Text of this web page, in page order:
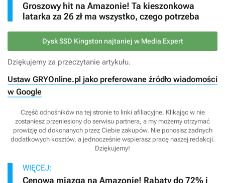
Groszowy hit na Amazonie! Ta kieszonkowa
latarka za 26 zł ma wszystko, czego potrzeba
Dysk SSD Kingston najtaniej w Media Expert
Dziękujemy za przeczytanie artykułu.
Ustaw GRYOnline.pl jako preferowane źródło wiadomości
w Google
Część odnośników na tej stronie to linki afiliacyjne. Klikając w nie
zostaniesz przeniesiony do serwisu partnera, a my możemy otrzymać
prowizję od dokonanych przez Ciebie zakupów. Nie ponosisz żadnych
dodatkowych kosztów, a jednocześnie wspierasz pracę naszej redakcji.
Dziękujemy!
WIĘCEJ:
Cenowa miazga na Amazonie! Rabaty do 72% i